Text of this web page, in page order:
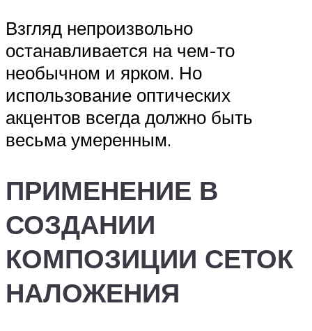
Взгляд непроизвольно
останавливается на чем-то
необычном и ярком. Но
использование оптических
акцентов всегда должно быть
весьма умеренным.
ПРИМЕНЕНИЕ В
СОЗДАНИИ
КОМПОЗИЦИИ СЕТОК
НАЛОЖЕНИЯ